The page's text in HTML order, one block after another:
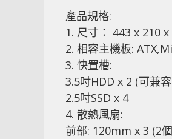
產品規格:
1. 尺寸∶ 443 x 210
2. 相容主機板:
3. 快置槽:
3.5吋HDD x 2 (可兼容
2.5吋SSD x 4
4. 散熱風扇:
前部: 120mm x 3 (2